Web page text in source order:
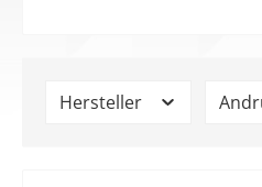
Hersteller